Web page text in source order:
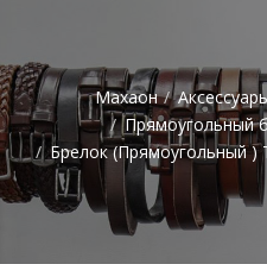
Махаон
Прямоугольный
Брелок (Прямоугольный )